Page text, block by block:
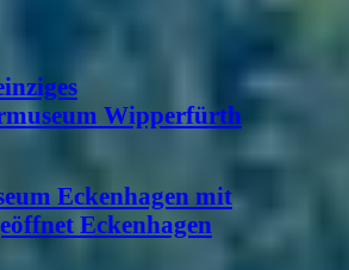
Wipperfürth
Eckenhagen mit
Eckenhagen